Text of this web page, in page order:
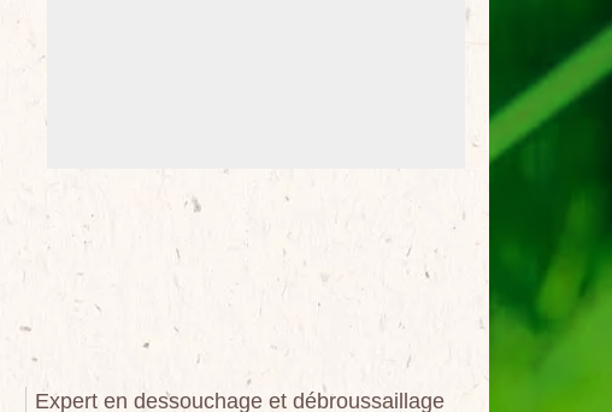
Expert en dessouchage et débroussaillage